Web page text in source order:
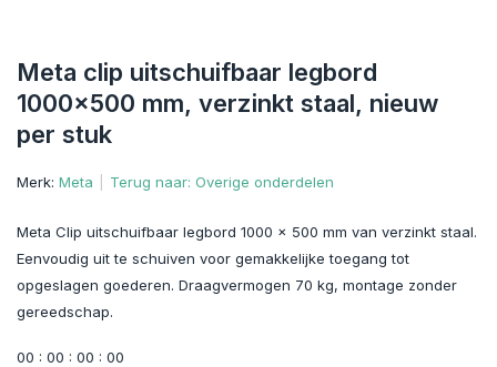
Meta clip uitschuifbaar legbord
1000x500 mm, verzinkt staal, nieuw
per stuk
Merk: Meta Terug naar: Overige onderdelen
Meta Clip uitschuifbaar legbord 1000 x 500 mm van verzinkt staal.
Eenvoudig uit te schuiven voor gemakkelijke toegang tot
opgeslagen goederen. Draagvermogen 70 kg, montage zonder
gereedschap.
00 : 00 : 00 : 00